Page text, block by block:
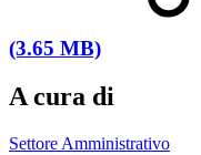
(3.65 MB)
A cura di
Settore Amministrativo